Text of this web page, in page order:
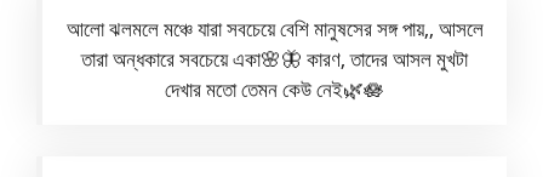
আলো ঝলমলে মঞ্চে যারা সবচেয়ে বেশি মানুষসের সঙ্গ পায়,, আসলে
তারা অন্ধকারে সবচেয়ে একা🌸🦋 কারণ, তাদের আসল মুখটা
দেখার মতো তেমন কেউ নেই🌿🪷